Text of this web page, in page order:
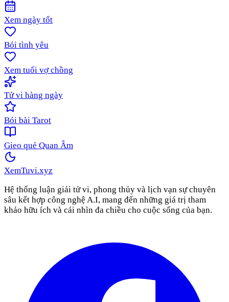
Xem ngày tốt
Bói tình yêu
Xem tuổi vợ chồng
Tử vi hàng ngày
Bói bài Tarot
Gieo quẻ Quan Âm
XemTuvi.xyz
Hệ thống luận giải tử vi, phong thủy và lịch vạn sự chuyên
sâu kết hợp công nghệ A.I, mang đến những giá trị tham
khảo hữu ích và cái nhìn đa chiều cho cuộc sống của bạn.